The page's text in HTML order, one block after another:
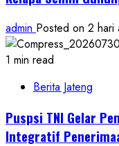
admin Posted on 2 hari
1 min read
Berita Jateng
Puspsi TNI Gelar
Integratif